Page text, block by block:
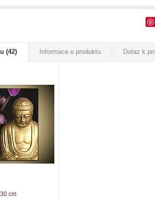
(42) Informace o produktu Dotaz k
cm